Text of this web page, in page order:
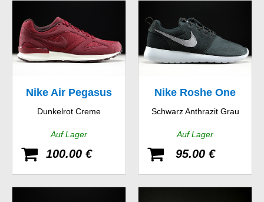
Nike Air Pegasus
New Racer
Dunkelrot Creme
Auf Lager
100.00 €
Nike Roshe One
Suede
Schwarz Anthrazit Grau
Auf Lager
95.00 €